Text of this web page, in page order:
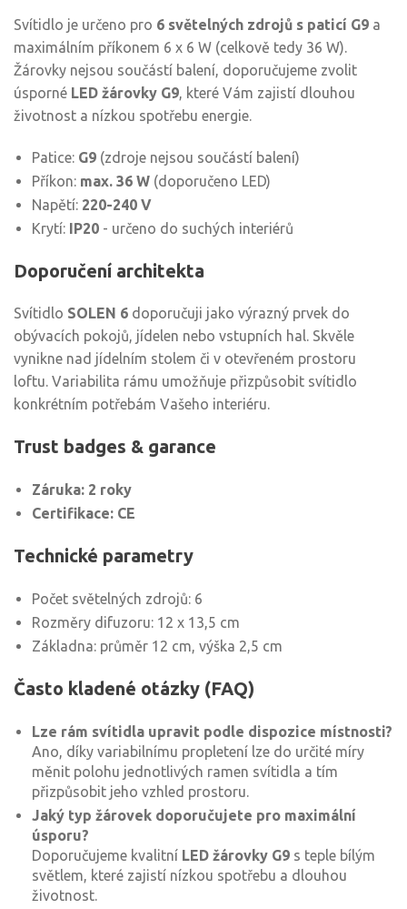
Svítidlo je určeno pro 6 světelných zdrojů s paticí G9 a
maximálním příkonem 6 x 6 W (celkově tedy 36 W).
Žárovky nejsou součástí balení, doporučujeme zvolit
úsporné LED žárovky G9, které Vám zajistí dlouhou
životnost a nízkou spotřebu energie.
Patice: G9 (zdroje nejsou součástí balení)
Příkon: max. 36 W (doporučeno LED)
Napětí: 220-240 V
Krytí: IP20 - určeno do suchých interiérů
Doporučení architekta
Svítidlo SOLEN 6 doporučuji jako výrazný prvek do
obývacích pokojů, jídelen nebo vstupních hal. Skvěle
vynikne nad jídelním stolem či v otevřeném prostoru
loftu. Variabilita rámu umožňuje přizpůsobit svítidlo
konkrétním potřebám Vašeho interiéru.
Trust badges & garance
Záruka: 2 roky
Certifikace: CE
Technické parametry
Počet světelných zdrojů: 6
Rozměry difuzoru: 12 x 13,5 cm
Základna: průměr 12 cm, výška 2,5 cm
Často kladené otázky (FAQ)
Lze rám svítidla upravit podle dispozice místnosti?
Ano, díky variabilnímu propletení lze do určité míry
měnit polohu jednotlivých ramen svítidla a tím
přizpůsobit jeho vzhled prostoru.
Jaký typ žárovek doporučujete pro maximální
úsporu?
Doporučujeme kvalitní LED žárovky G9 s teple bílým
světlem, které zajistí nízkou spotřebu a dlouhou
životnost.